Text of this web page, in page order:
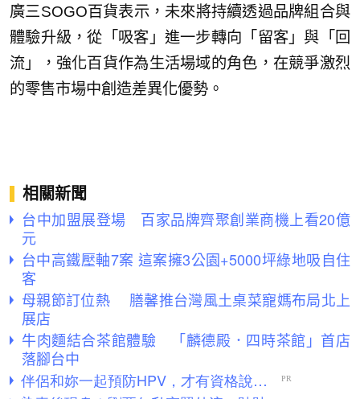
廣三SOGO百貨表示，未來將持續透過品牌組合與
體驗升級，從「吸客」進一步轉向「留客」與「回
流」，強化百貨作為生活場域的角色，在競爭激烈
的零售市場中創造差異化優勢。
相關新聞
台中加盟展登場 百家品牌齊聚創業商機上看20億
元
台中高鐵壓軸7案 這案擁3公園+5000坪綠地吸自住
客
母親節訂位熱 膳馨推台灣風土桌菜寵媽布局北上
展店
牛肉麵結合茶館體驗 「麟德殿．四時茶館」首店
落腳台中